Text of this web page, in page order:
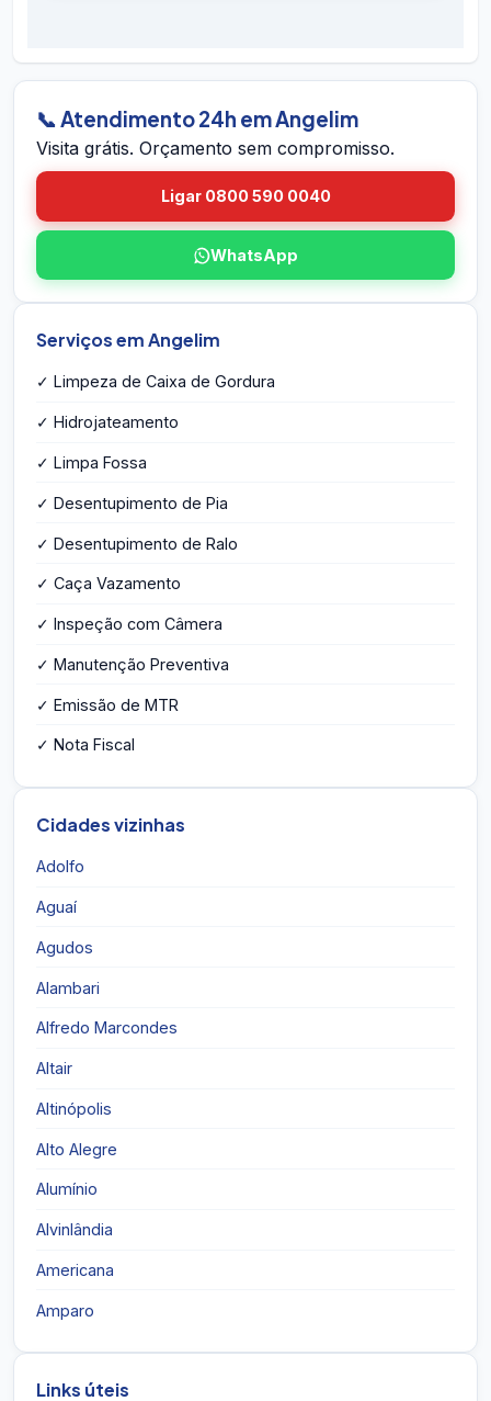
em Angelim pelo site. A equipe vai até você em
Angelim, avalia a caixa, mede o volume,
identifica eventuais problemas estruturais e
entrega o orçamento por escrito na hora — sem
compromisso e sem taxa de visita.
📞 Atendimento 24h em Angelim
Visita grátis. Orçamento sem compromisso.
Ligar 0800 590 0040
WhatsApp
Serviços em Angelim
✓ Limpeza de Caixa de Gordura
✓ Hidrojateamento
✓ Limpa Fossa
✓ Desentupimento de Pia
✓ Desentupimento de Ralo
✓ Caça Vazamento
✓ Inspeção com Câmera
✓ Manutenção Preventiva
✓ Emissão de MTR
✓ Nota Fiscal
Cidades vizinhas
Adolfo
Aguaí
Agudos
Alambari
Alfredo Marcondes
Altair
Altinópolis
Alto Alegre
Alumínio
Alvinlândia
Americana
Amparo
Links úteis